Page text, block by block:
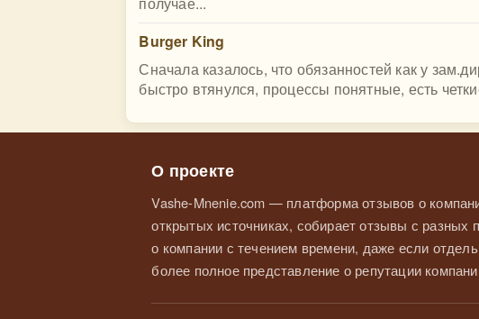
Burger King
Сначала казалось, что обязанностей как у
быстро втянулся, процессы понятные, есть
О проекте
Vashe-Mnenie.com — платформа отзывов о
открытых источниках, собирает отзывы с
о компании с течением времени, даже если
более полное представление о репутации